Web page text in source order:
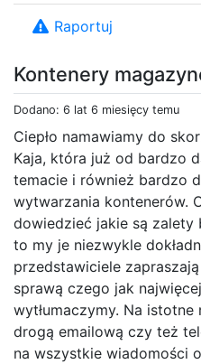
Kontenery
Dodano: 6 lat 6 miesięcy temu
Ciepło namawiamy do
Kaja, która już od bardzo
temacie i również bardzo
wytwarzania kontenerów.
dowiedzieć jakie są zalety
to my je niezwykle
przedstawiciele
sprawą czego jak
wytłumaczymy. Na
drogą emailową czy też
na wszystkie wiadomości
Raportuj